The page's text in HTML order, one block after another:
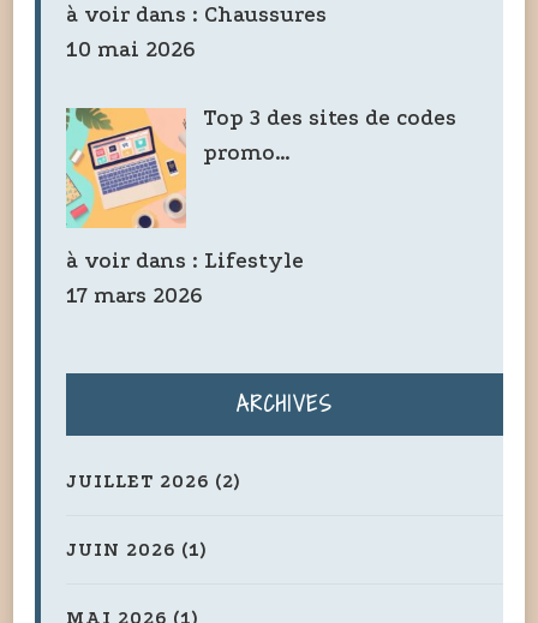
à voir dans : Chaussures
10 mai 2026
Top 3 des sites de codes
promo…
à voir dans : Lifestyle
17 mars 2026
ARCHIVES
JUILLET 2026 (2)
JUIN 2026 (1)